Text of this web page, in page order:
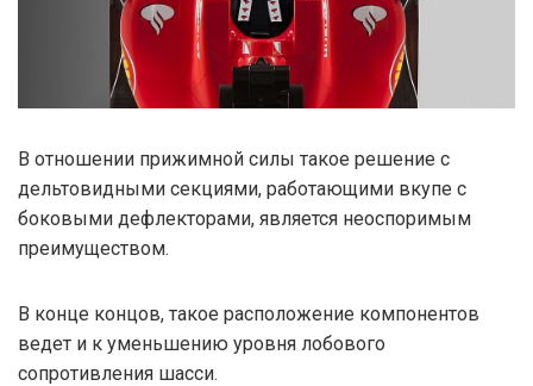
В отношении прижимной силы такое решение с
дельтовидными секциями, работающими вкупе с
боковыми дефлекторами, является неоспоримым
преимуществом.
В конце концов, такое расположение компонентов
ведет и к уменьшению уровня лобового
сопротивления шасси.